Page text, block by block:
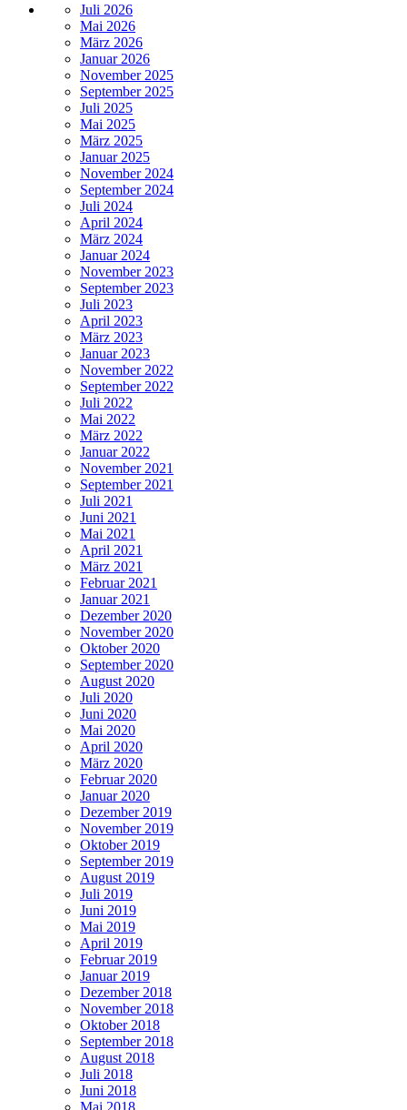
Juli 2026
Mai 2026
März 2026
Januar 2026
November 2025
September 2025
Juli 2025
Mai 2025
März 2025
Januar 2025
November 2024
September 2024
Juli 2024
April 2024
März 2024
Januar 2024
November 2023
September 2023
Juli 2023
April 2023
März 2023
Januar 2023
November 2022
September 2022
Juli 2022
Mai 2022
März 2022
Januar 2022
November 2021
September 2021
Juli 2021
Juni 2021
Mai 2021
April 2021
März 2021
Februar 2021
Januar 2021
Dezember 2020
November 2020
Oktober 2020
September 2020
August 2020
Juli 2020
Juni 2020
Mai 2020
April 2020
März 2020
Februar 2020
Januar 2020
Dezember 2019
November 2019
Oktober 2019
September 2019
August 2019
Juli 2019
Juni 2019
Mai 2019
April 2019
Februar 2019
Januar 2019
Dezember 2018
November 2018
Oktober 2018
September 2018
August 2018
Juli 2018
Juni 2018
Mai 2018